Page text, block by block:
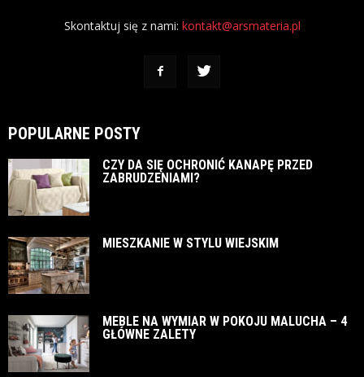
Skontaktuj się z nami: kontakt@arsmateria.pl
POPULARNE POSTY
CZY DA SIĘ OCHRONIĆ KANAPĘ PRZED
ZABRUDZENIAMI?
MIESZKANIE W STYLU WIEJSKIM
MEBLE NA WYMIAR W POKOJU MALUCHA – 4
GŁÓWNE ZALETY